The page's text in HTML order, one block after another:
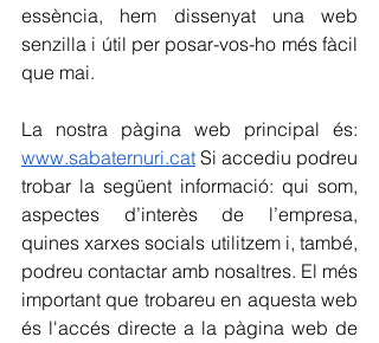
essència, hem dissenyat una web
senzilla i útil per posar-vos-ho més fàcil
que mai.
www.sabaternuri.cat Si accediu podreu
trobar la següent informació: qui som,
aspectes d’interès de l’empresa,
quines xarxes socials utilitzem i, també,
podreu contactar amb nosaltres. El més
important que trobareu en aquesta web